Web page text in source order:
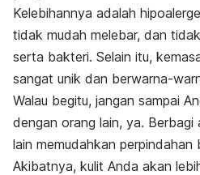
Kelebihannya adalah
tidak mudah melebar, dan
serta bakteri. Selain itu,
sangat unik dan berwarna-
Walau begitu, jangan sampai
dengan orang lain, ya. Berbagi
lain memudahkan perpindahan
Akibatnya, kulit Anda akan